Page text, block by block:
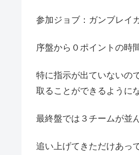
参加ジョブ：ガンブレイ
序盤から０ポイントの時
特に指示が出ていないの
取ることができるように
最終盤では３チームが並
追い上げてきただけあっ